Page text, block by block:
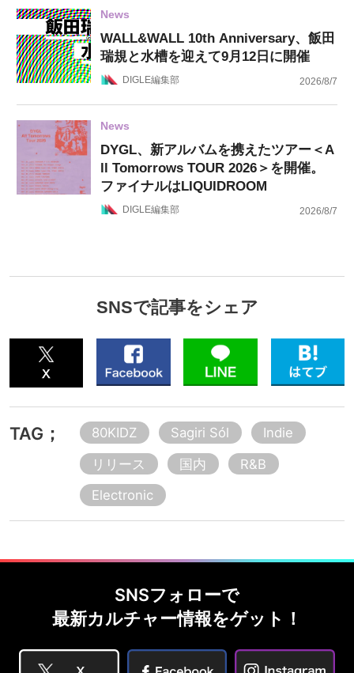
News
WALL&WALL 10th Anniversary、飯田
瑞規と水槽を迎えて9月12日に開催
DIGLE編集部 2026/8/7
News
DYGL、新アルバムを携えたツアー＜A
ll Tomorrows TOUR 2026＞を開催。
ファイナルはLIQUIDROOM
DIGLE編集部 2026/8/7
SNSで記事をシェア
TAG； 80KIDZ Sagiri Sól
Indie
リリース
国内
R&B
Electronic
SNSフォローで
最新カルチャー情報をゲット！